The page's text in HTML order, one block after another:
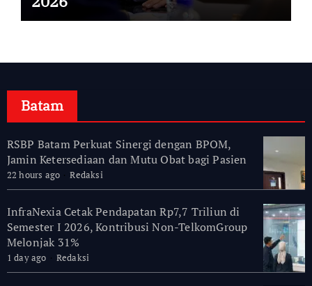
Batam
RSBP Batam Perkuat Sinergi dengan BPOM,
Jamin Ketersediaan dan Mutu Obat bagi Pasien
22 hours ago Redaksi
InfraNexia Cetak Pendapatan Rp7,7 Triliun di
Semester I 2026, Kontribusi Non-TelkomGroup
Melonjak 31%
1 day ago Redaksi